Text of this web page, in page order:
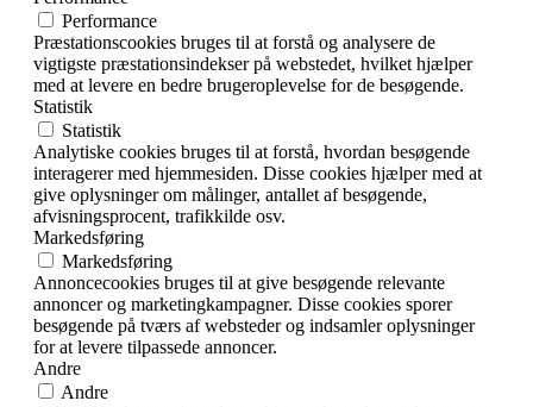
Performance
Præstationscookies bruges til at forstå og analysere de
vigtigste præstationsindekser på webstedet, hvilket hjælper
med at levere en bedre brugeroplevelse for de besøgende.
Statistik
Statistik
Analytiske cookies bruges til at forstå, hvordan besøgende
interagerer med hjemmesiden. Disse cookies hjælper med at
give oplysninger om målinger, antallet af besøgende,
afvisningsprocent, trafikkilde osv.
Markedsføring
Markedsføring
Annoncecookies bruges til at give besøgende relevante
annoncer og marketingkampagner. Disse cookies sporer
besøgende på tværs af websteder og indsamler oplysninger
for at levere tilpassede annoncer.
Andre
Andre